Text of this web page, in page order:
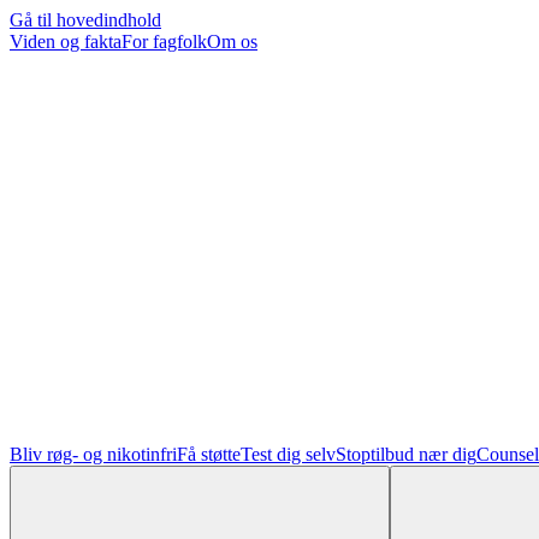
Gå til hovedindhold
Viden og faktaFor fagfolkOm os
Bliv røg- og nikotinfriFå støtteTest dig selvStoptilbud nær dig